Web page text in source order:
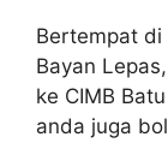
Bertempat di
Bayan
ke CIMB
anda juga